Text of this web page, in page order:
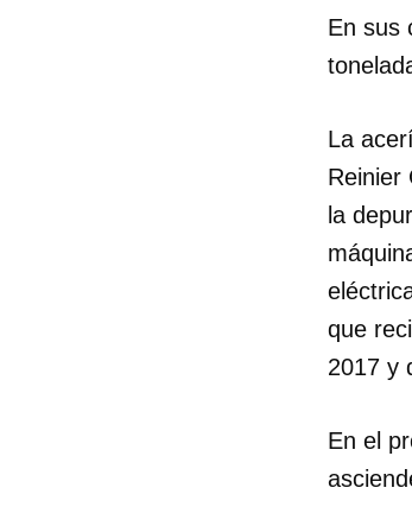
En sus
La
Reinier
la
que
2017 y
En el